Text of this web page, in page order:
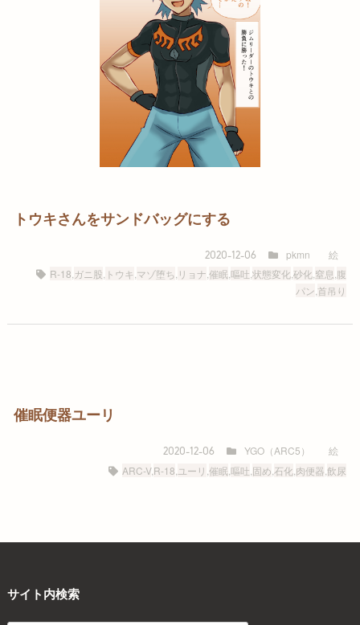
トウキさんをサンドバッグにする
2020-12-06 pkmn
絵
R-18 ガニ股 トウキ マゾ堕ち リョナ ,催眠 ,嘔吐 ,状態変化,砂化 窒息 腹
パン ,首吊り
催眠便器ユーリ
2020-12-06 YGO（ARC5）
絵
ARC-V,R-18 ユーリ ,催眠 ,嘔吐 固め ,石化 肉便器 飲尿
サイト内検索